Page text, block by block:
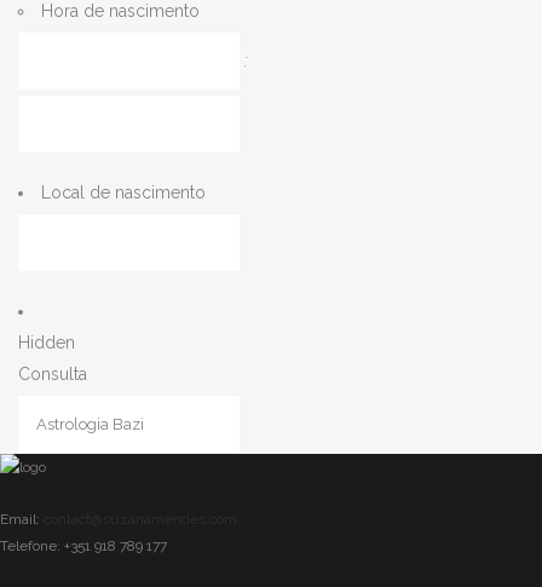
Email:
Telefone: +351 918 789 177
AAAA
Hora de nascimento
:
Local de nascimento
Hidden
Consulta